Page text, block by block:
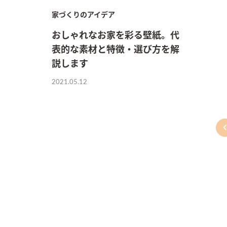
家づくりのアイデア
おしゃれなお家を彩る壁紙。代
表的な素材と特徴・選び方を解
説します
2021.05.12